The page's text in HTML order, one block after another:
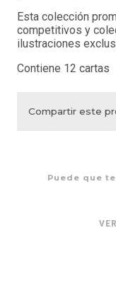
Esta colección
competitivos y
ilustraciones
Contiene 12 cartas
Compartir este
Puede que